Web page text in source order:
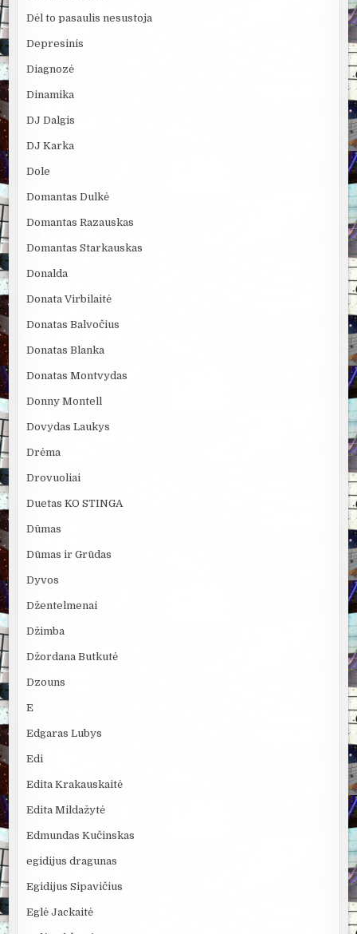
Dėl to pasaulis nesustoja
Depresinis
Diagnozė
Dinamika
DJ Dalgis
DJ Karka
Dole
Domantas Dulkė
Domantas Razauskas
Domantas Starkauskas
Donalda
Donata Virbilaitė
Donatas Balvočius
Donatas Blanka
Donatas Montvydas
Donny Montell
Dovydas Laukys
Drėma
Drovuoliai
Duetas KO STINGA
Dūmas
Dūmas ir Grūdas
Dyvos
Džentelmenai
Džimba
Džordana Butkutė
Dzouns
E
Edgaras Lubys
Edi
Edita Krakauskaitė
Edita Mildažytė
Edmundas Kučinskas
egidijus dragunas
Egidijus Sipavičius
Eglė Jackaitė